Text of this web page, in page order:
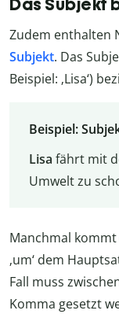
Zudem enthalten
Subjekt. Das
Beispiel: ‚Lisa‘)
Beispiel:
Lisa fährt mit
Umwelt zu
Manchmal
‚um‘ dem
Fall muss
Komma gesetzt